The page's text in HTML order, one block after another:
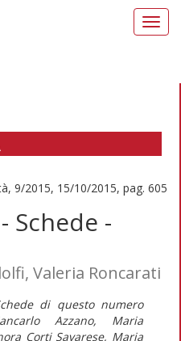
9/2015, 15/10/2015, pag. 605
Schede -
Valeria Roncarati
di questo numero
Azzano, Maria
Corti Savarese, Maria